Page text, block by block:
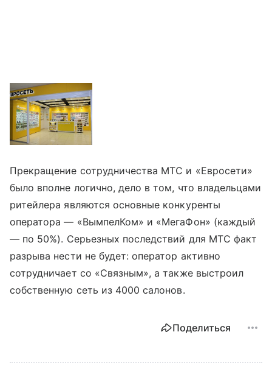
Прекращение сотрудничества МТС и «Евросети»
было вполне логично, дело в том, что владельцами
ритейлера являются основные конкуренты
оператора — «ВымпелКом» и «МегаФон» (каждый
— по 50%). Серьезных последствий для МТС факт
разрыва нести не будет: оператор активно
сотрудничает со «Связным», а также выстроил
собственную сеть из 4000 салонов.
Поделиться